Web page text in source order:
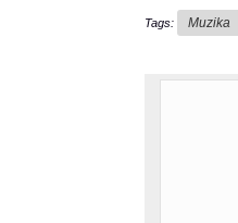
Tags: Muzika